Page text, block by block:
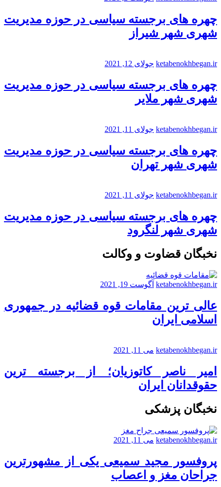
چهره های برجسته سیاسی در حوزه مدیریت
شهری شهر شیراز
ketabenokhbegan.ir جولای 12, 2021
چهره های برجسته سیاسی در حوزه مدیریت
شهری شهر ملایر
ketabenokhbegan.ir جولای 11, 2021
چهره های برجسته سیاسی در حوزه مدیریت
شهری شهر تهران
ketabenokhbegan.ir جولای 11, 2021
چهره های برجسته سیاسی در حوزه مدیریت
شهری شهر لنگرود
نخبگان قضاوت و وکالت
ketabenokhbegan.ir آگوست 19, 2021
عالی ترین مقامات قوه قضائیه در جمهوری
اسلامی ایران
ketabenokhbegan.ir می 11, 2021
امیر ناصر کاتوزیان؛ از برجسته ترین
حقوقدانان ایران
نخبگان پزشکی
ketabenokhbegan.ir می 11, 2021
پروفسور مجید سمیعی یکی از مشهورترین
جراحان مغز و اعصاب